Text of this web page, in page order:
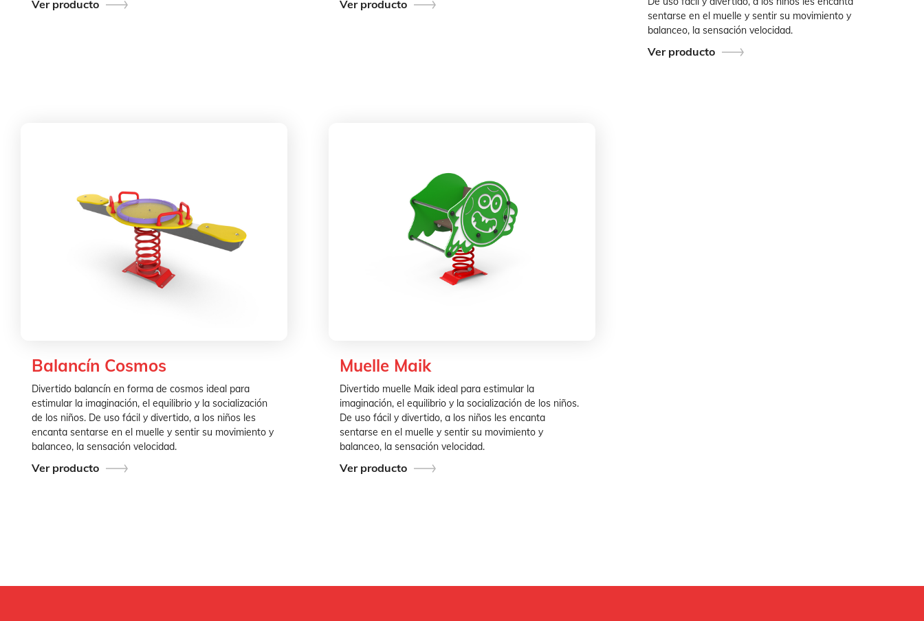
Ver producto Ver producto
sentarse en el muelle y sentir su movimiento y
balanceo, la sensación velocidad.
Ver producto
Balancín Cosmos
Divertido balancín en forma de cosmos ideal para
estimular la imaginación, el equilibrio y la socialización
de los niños. De uso fácil y divertido, a los niños les
encanta sentarse en el muelle y sentir su movimiento y
balanceo, la sensación velocidad.
Ver producto
Muelle Maik
Divertido muelle Maik ideal para estimular la
imaginación, el equilibrio y la socialización de los niños.
De uso fácil y divertido, a los niños les encanta
sentarse en el muelle y sentir su movimiento y
balanceo, la sensación velocidad.
Ver producto